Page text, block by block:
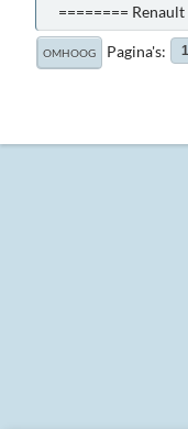
========
OMHOOG Pagina's 1